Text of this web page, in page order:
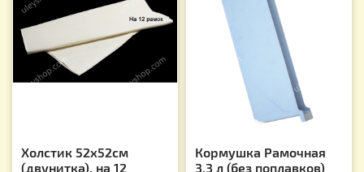
Холстик 52х52см
(двунитка), на 12
Кормушка Рамочная
3,3 л (без поплавков)